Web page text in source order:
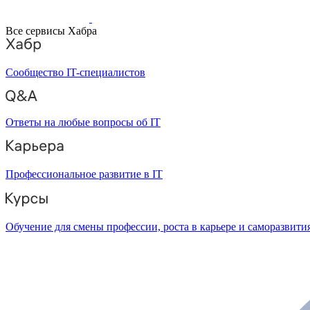
Все сервисы Хабра
Сообщество IT-специалистов
Ответы на любые вопросы об IT
Профессиональное развитие в IT
Обучение для смены профессии, роста в карьере и